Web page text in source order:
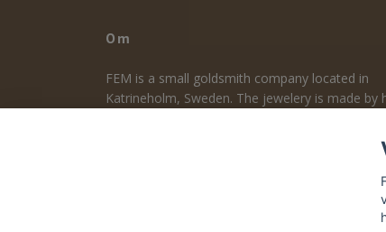
Om
FEM is a small goldsmith company located in
Katrineholm, Sweden. The jewelery is made by
and quality. Follow me on Instagram to take
the making process -